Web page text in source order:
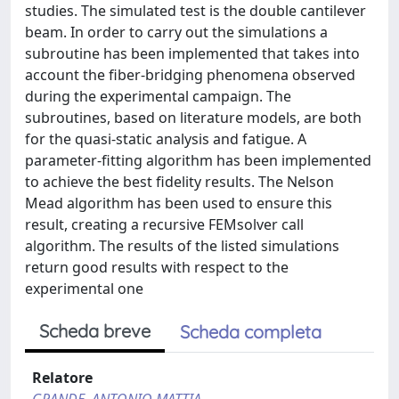
studies. The simulated test is the double cantilever
beam. In order to carry out the simulations a
subroutine has been implemented that takes into
account the fiber-bridging phenomena observed
during the experimental campaign. The
subroutines, based on literature models, are both
for the quasi-static analysis and fatigue. A
parameter-fitting algorithm has been implemented
to achieve the best fidelity results. The Nelson
Mead algorithm has been used to ensure this
result, creating a recursive FEMsolver call
algorithm. The results of the listed simulations
return good results with respect to the
experimental one
Scheda breve Scheda completa
Relatore